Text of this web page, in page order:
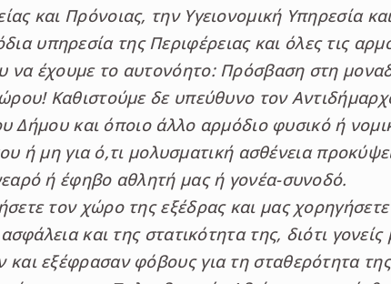
και Πρόνοιας, την Υγειονομική Υπηρεσία
υπηρεσία της Περιφέρειας και όλες τις
να έχουμε το αυτονόητο: Πρόσβαση στη
Καθιστούμε δε υπεύθυνο τον
Δήμου και όποιο άλλο αρμόδιο φυσικό ή
ή μη για ό,τι μολυσματική ασθένεια
ή έφηβο αθλητή μας ή γονέα-συνοδό.
τον χώρο της εξέδρας και μας χορηγήσετε
και της στατικότητα της, διότι γονείς
εξέφρασαν φόβους για τη σταθερότητα